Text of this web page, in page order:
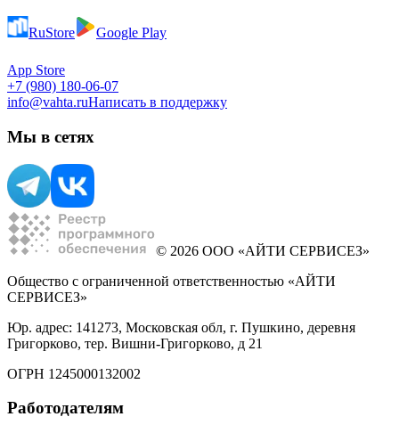
RuStore Google Play
App Store
+7 (980) 180-06-07
info@vahta.ruНаписать в поддержку
Мы в сетях
© 2026 ООО «АЙТИ СЕРВИСЕЗ»
Общество с ограниченной ответственностью «АЙТИ
СЕРВИСЕЗ»
Юр. адрес: 141273, Московская обл, г. Пушкино, деревня
Григорково, тер. Вишни-Григорково, д 21
ОГРН 1245000132002
Работодателям